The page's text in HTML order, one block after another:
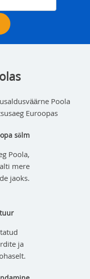
Poola
Euroopas
sõlm
Poola,
mere
jaoks.
ja